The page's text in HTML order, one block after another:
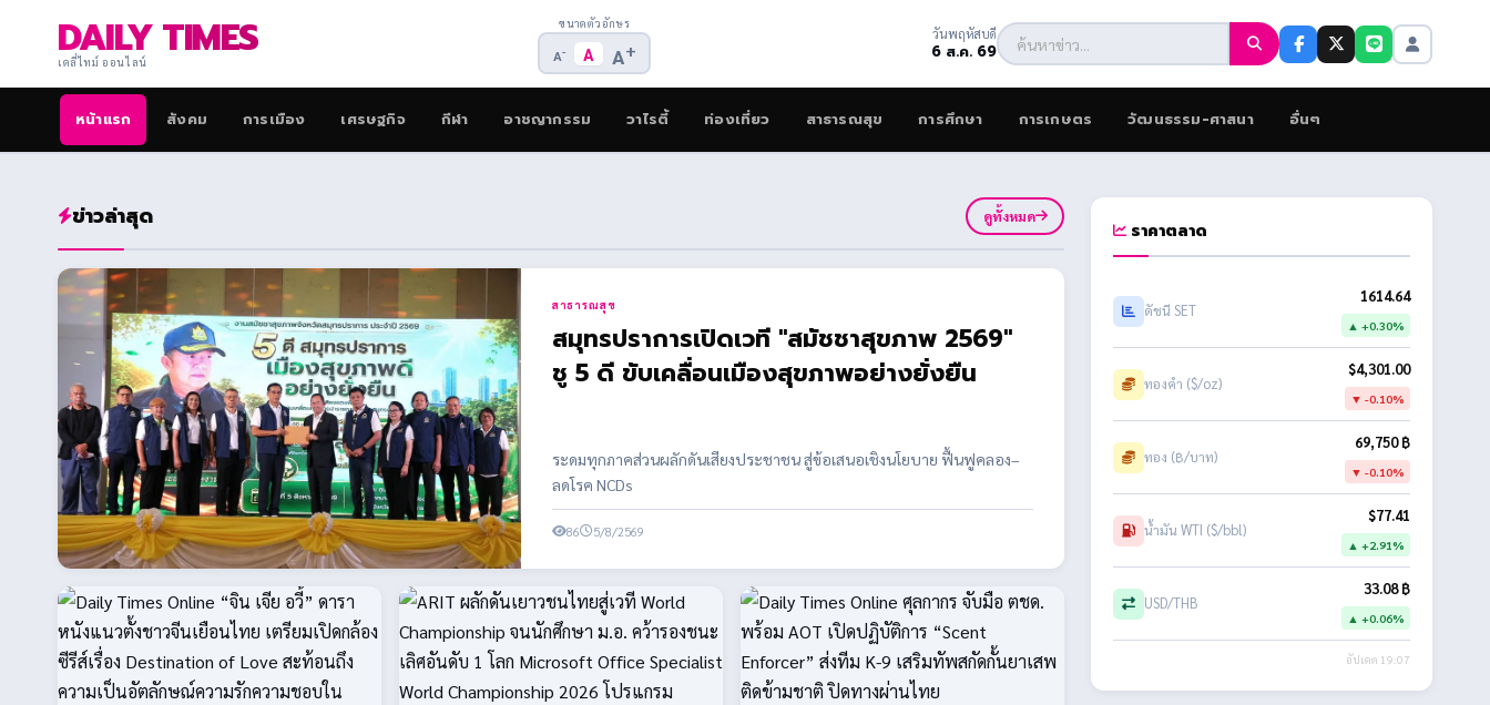
DAILY TIMES
เดลี่ไทม์ ออนไลน์
ขนาดตัวอักษร
A- A A+
วันพฤหัสบดี
6 ส.ค. 69
หน้าแรก สังคม การเมือง เศรษฐกิจ กีฬา อาชญากรรม วาไรตี้ ท่องเที่ยว สาธารณสุข การศึกษา การเกษตร วัฒนธรรม-ศาสนา อื่นๆ
ข่าวล่าสุด ดูทั้งหมด
สาธารณสุข
สมุทรปราการเปิดเวที "สมัชชาสุขภาพ 2569"
ชู 5 ดี ขับเคลื่อนเมืองสุขภาพอย่างยั่งยืน
ระดมทุกภาคส่วนผลักดันเสียงประชาชน สู่ข้อเสนอเชิงนโยบาย ฟื้นฟูคลอง–
ลดโรค NCDs
86 5/8/2569
ราคาตลาด
ดัชนี SET
1614.64
▲ +0.30%
ทองคำ ($/oz)
$4,301.00
▼ -0.10%
ทอง (฿/บาท)
69,750 ฿
▼ -0.10%
น้ำมัน WTI ($/bbl)
$77.41
▲ +2.91%
USD/THB
33.08 ฿
▲ +0.06%
อัปเดต 19:07